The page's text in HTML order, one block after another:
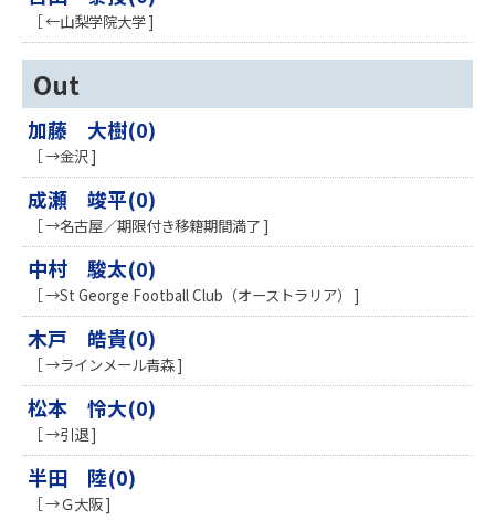
［ ←山梨学院大学 ]
Out
加藤 大樹(0)
［ →金沢 ]
成瀬 竣平(0)
［ →名古屋／期限付き移籍期間満了 ]
中村 駿太(0)
［ →St George Football Club（オーストラリア） ]
木戸 皓貴(0)
［ →ラインメール青森 ]
松本 怜大(0)
［ →引退 ]
半田 陸(0)
［ →Ｇ大阪 ]